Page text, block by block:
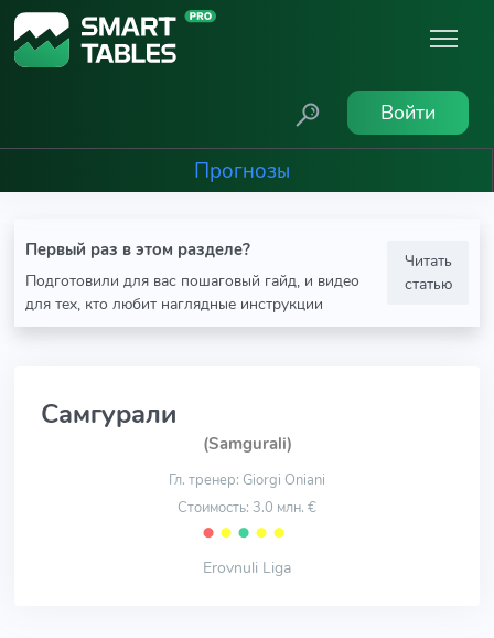
Войти
Прогнозы
Первый раз в этом разделе?
Подготовили для вас пошаговый гайд, и видео
для тех, кто любит наглядные инструкции
Читать
статью
Самгурали
(Samgurali)
Гл. тренер: Giorgi Oniani
Стоимость: 3.0 млн. €
⬤ ⬤ ⬤ ⬤ ⬤
Erovnuli Liga